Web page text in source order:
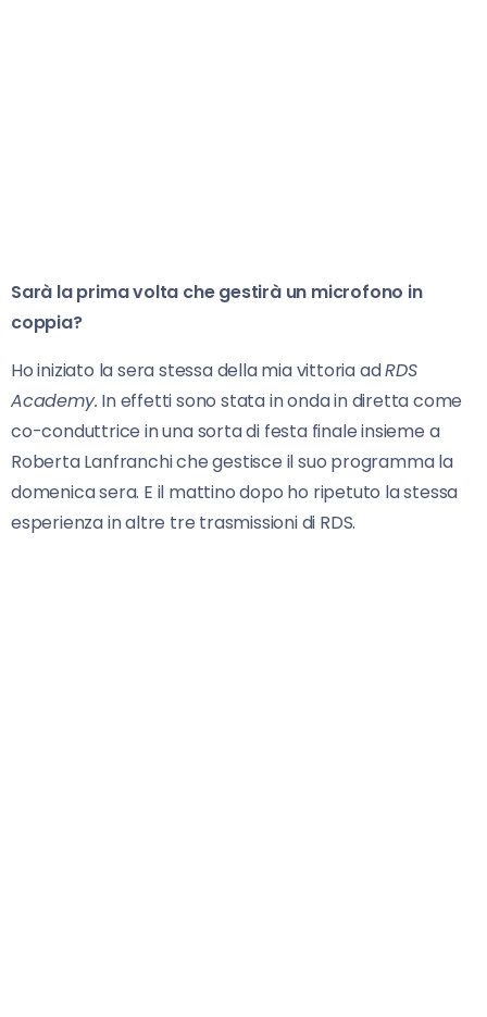
Sarà la prima volta che gestirà un microfono in
coppia?
Ho iniziato la sera stessa della mia vittoria adRDS
Academy. In effetti sono stata in onda in diretta come
co-conduttrice in una sorta di festa finale insieme a
Roberta Lanfranchi che gestisce il suo programma la
domenica sera. E il mattino dopo ho ripetuto la stessa
esperienza in altre tre trasmissioni di RDS.